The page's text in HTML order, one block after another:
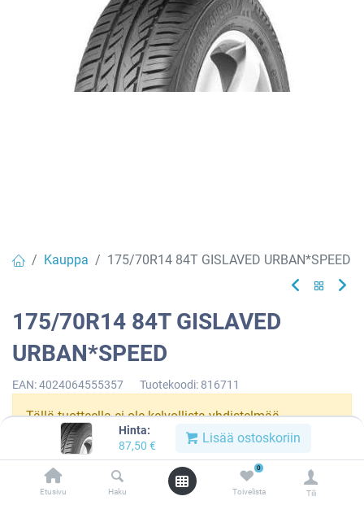
Hinta:
87,50 € Lisää ostoskoriin
Etusivu Haku
0
Toivelista Tili
Kauppa 175/70R14 84T GISLAVED URBAN*SPEED
175/70R14 84T GISLAVED
URBAN*SPEED
EAN:4024064555357 Tuotekoodi: 816711
Tällä tuotteella ei ole kelvollista yhdistelmää.
GISLAVED